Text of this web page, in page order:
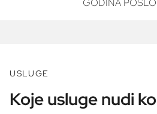
GODINA
USLUGE
Koje usluge nudi